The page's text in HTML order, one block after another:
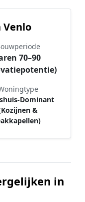
70–90
Dominant
&
in